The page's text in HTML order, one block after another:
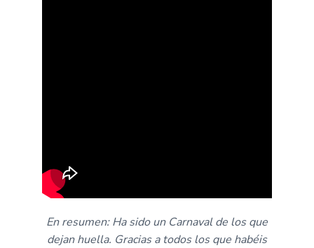
En resumen: Ha sido un Carnaval de los que
dejan huella. Gracias a todos los que habéis